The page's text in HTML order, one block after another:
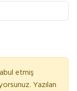
etmiş
Yazılan